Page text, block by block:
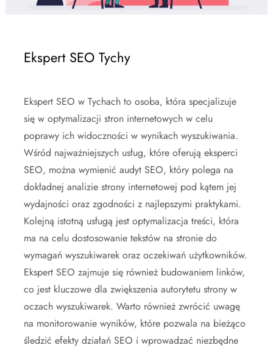
Ekspert SEO Tychy
Ekspert SEO w Tychach to osoba, która specjalizuje
się w optymalizacji stron internetowych w celu
poprawy ich widoczności w wynikach wyszukiwania.
Wśród najważniejszych usług, które oferują eksperci
SEO, można wymienić audyt SEO, który polega na
dokładnej analizie strony internetowej pod kątem jej
wydajności oraz zgodności z najlepszymi praktykami.
Kolejną istotną usługą jest optymalizacja treści, która
ma na celu dostosowanie tekstów na stronie do
wymagań wyszukiwarek oraz oczekiwań użytkowników.
Ekspert SEO zajmuje się również budowaniem linków,
co jest kluczowe dla zwiększenia autorytetu strony w
oczach wyszukiwarek. Warto również zwrócić uwagę
na monitorowanie wyników, które pozwala na bieżąco
śledzić efekty działań SEO i wprowadzać niezbędne